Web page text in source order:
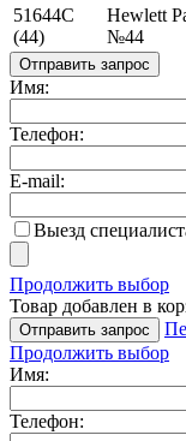
51644C
(44)
Hewlett
№44
Отправить запрос
Имя:
Телефон:
E-mail:
Выезд
Продолжить выбор
Товар добавлен в
Отправить запрос
Продолжить выбор
Имя:
Телефон: